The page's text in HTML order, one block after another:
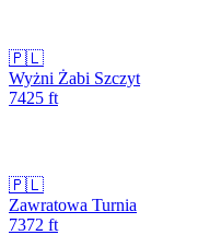
🇵🇱
Wyżni Żabi Szczyt
7425 ft
🇵🇱
Zawratowa Turnia
7372 ft